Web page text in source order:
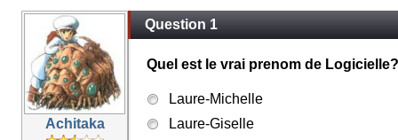
Achitaka
Question 1
Quel est le vrai prenom de Logicielle?
Laure-Michelle
Laure-Giselle